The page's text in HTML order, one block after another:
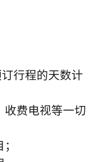
订行程的天数计
收费电视等一切